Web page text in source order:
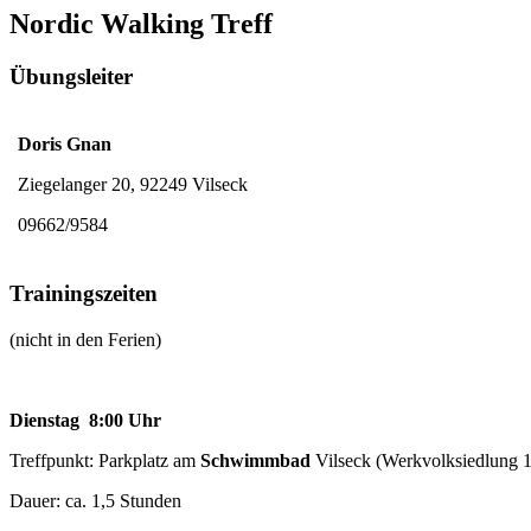
Nordic Walking Treff
Übungsleiter
Doris Gnan
Ziegelanger 20, 92249 Vilseck
09662/9584
Trainingszeiten
(nicht in den Ferien)
Dienstag 8:00 Uhr
Treffpunkt: Parkplatz am Schwimmbad Vilseck (Werkvolksiedlung
Dauer: ca. 1,5 Stunden